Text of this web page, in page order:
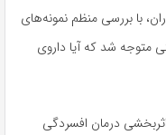
با بررسی منظم نمونه‌های
متوجه شد که آیا داروی
درمان افسردگی